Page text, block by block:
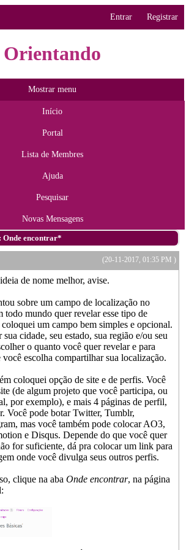
Entrar Registrar
Orientando
Mostrar menu
Início
Portal
Lista de Membres
Ajuda
Pesquisar
Novas Mensagens
Onde encontrar*
(20-11-2017, 01:35 PM )
de nome melhor, avise.
sobre um campo de localização no
todo mundo quer revelar esse tipo de
um campo bem simples e opcional.
cidade, seu estado, sua região e/ou seu
o quanto você quer revelar e para
você escolha compartilhar sua localização.
coloquei opção de site e de perfis. Você
(de algum projeto que você participa, ou
por exemplo), e mais 4 páginas de perfil,
Você pode botar Twitter, Tumblr,
mas você também pode colocar AO3,
e Disqus. Depende do que você quer
for suficiente, dá pra colocar um link para
onde você divulga seus outros perfis.
clique na aba Onde encontrar, na página